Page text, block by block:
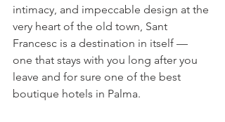
intimacy, and impeccable design at the
very heart of the old town, Sant
Francesc is a destination in itself —
one that stays with you long after you
leave and for sure one of the best
boutique hotels in Palma.